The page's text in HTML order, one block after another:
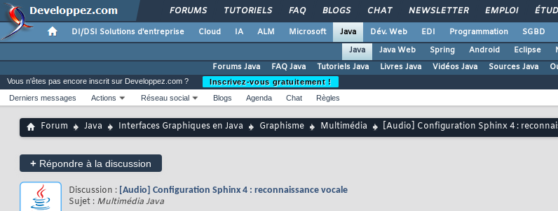
FORUMS TUTORIELS FAQ BLOGS CHAT NEWSLETTER EMPLOI
DI/DSI Solutions d'entreprise Cloud IA ALM Microsoft Java Dév. Web EDI Programmation SGBD
Java
Java Web Spring Android Eclipse
Forums Java
FAQ Java Tutoriels Java Livres Java Vidéos Java Sources Java
Vous n'êtes pas encore inscrit sur Developpez.com ?
Inscrivez-vous gratuitement !
Derniers messages
Actions Réseau social Blogs Agenda Chat Règles
Forum Java Interfaces Graphiques en Java Graphisme Multimédia [Audio] Configuration Sphinx 4 :
+ Répondre à la discussion
Discussion : [Audio] Configuration Sphinx 4 : reconnaissance vocale
Sujet : Multimédia Java